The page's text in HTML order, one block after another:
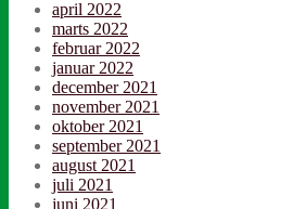
april 2022
marts 2022
februar 2022
januar 2022
december 2021
november 2021
oktober 2021
september 2021
august 2021
juli 2021
juni 2021